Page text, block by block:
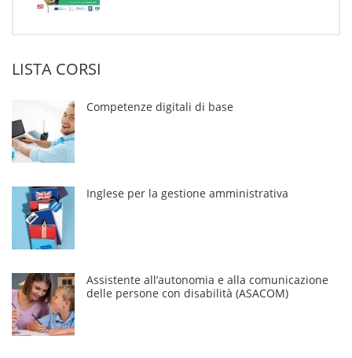
LISTA CORSI
Competenze digitali di base
Inglese per la gestione amministrativa
Assistente all’autonomia e alla comunicazione
delle persone con disabilità (ASACOM)